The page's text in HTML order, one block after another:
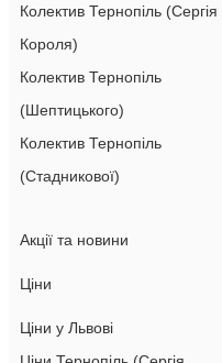
Колектив Тернопіль (Сергія
Короля)
Колектив Тернопіль
(Шептицького)
Колектив Тернопіль
(Стадникової)
Ціни
Ціни у Львові
Акції та новини